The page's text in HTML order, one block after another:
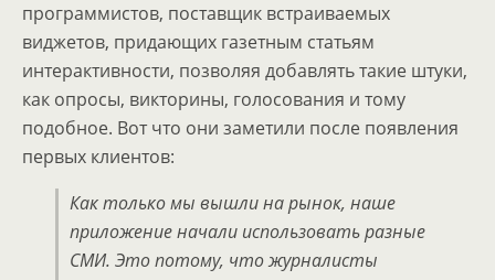
программистов, поставщик встраиваемых
виджетов, придающих газетным статьям
интерактивности, позволяя добавлять такие штуки,
как опросы, викторины, голосования и тому
подобное. Вот что они заметили после появления
первых клиентов:
Как только мы вышли на рынок, наше
приложение начали использовать разные
СМИ. Это потому, что журналисты